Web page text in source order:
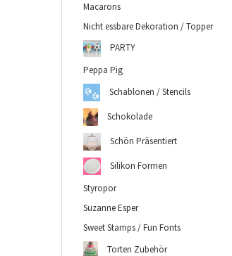
Macarons
Nicht essbare Dekoration / Topper
PARTY
Peppa Pig
Schablonen / Stencils
Schokolade
Schön Präsentiert
Silikon Formen
Styropor
Suzanne Esper
Sweet Stamps / Fun Fonts
Torten Zubehör